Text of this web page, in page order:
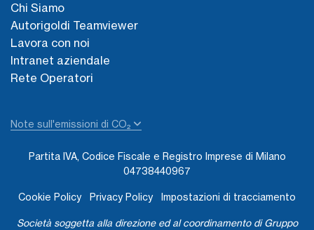
Chi Siamo
Autorigoldi Teamviewer
Lavora con noi
Intranet aziendale
Rete Operatori
Note sull'emissioni di CO₂
Partita IVA, Codice Fiscale e Registro Imprese di Milano
04738440967
Cookie Policy Privacy Policy Impostazioni di tracciamento
Società soggetta alla direzione ed al coordinamento di Gruppo